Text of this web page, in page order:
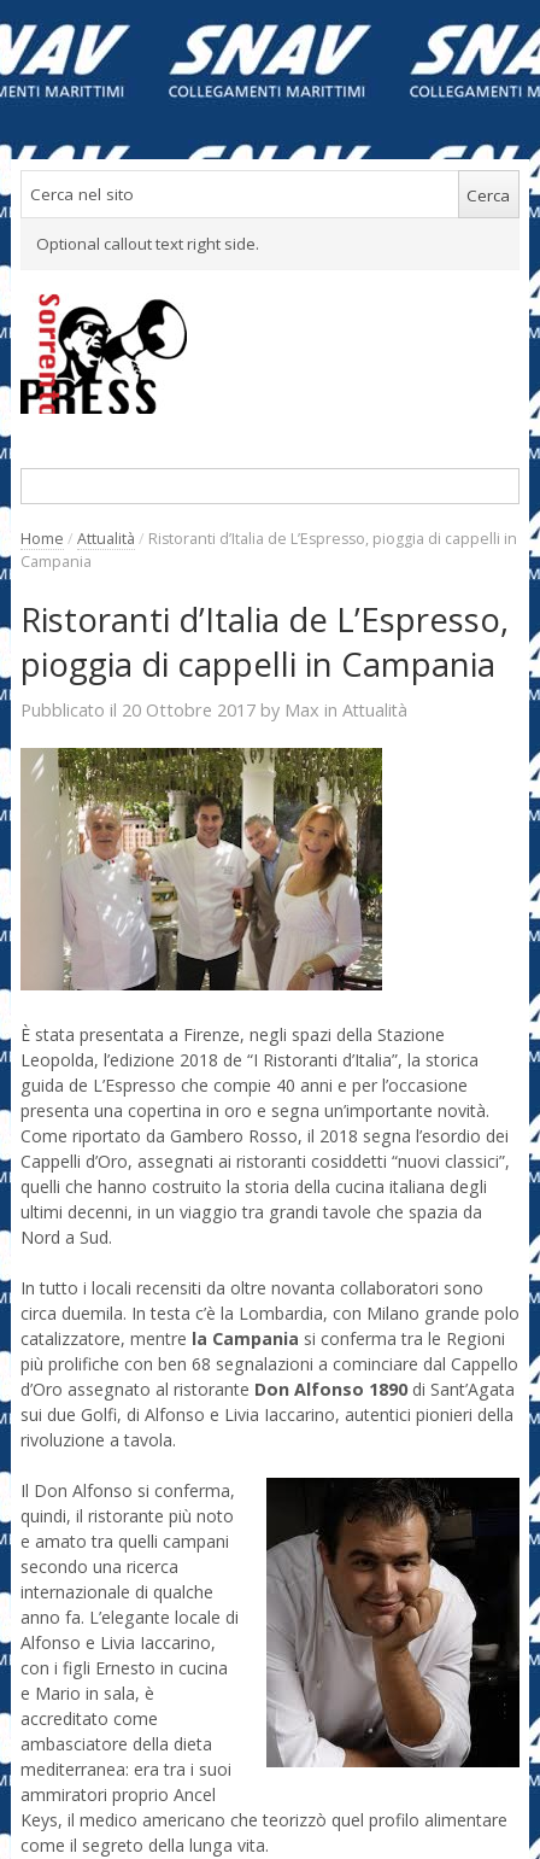
Optional callout text right side.
Home / Attualità / Ristoranti d’Italia de L’Espresso, pioggia di cappelli in
Campania
Ristoranti d’Italia de L’Espresso,
pioggia di cappelli in Campania
Pubblicato il 20 Ottobre 2017by Max in Attualità
È stata presentata a Firenze, negli spazi della Stazione
Leopolda, l’edizione 2018 de “I Ristoranti d’Italia”, la storica
guida de L’Espresso che compie 40 anni e per l’occasione
presenta una copertina in oro e segna un’importante novità.
Come riportato da Gambero Rosso, il 2018 segna l’esordio dei
Cappelli d’Oro, assegnati ai ristoranti cosiddetti “nuovi classici”,
quelli che hanno costruito la storia della cucina italiana degli
ultimi decenni, in un viaggio tra grandi tavole che spazia da
Nord a Sud.
In tutto i locali recensiti da oltre novanta collaboratori sono
circa duemila. In testa c’è la Lombardia, con Milano grande polo
catalizzatore, mentre la Campania si conferma tra le Regioni
più prolifiche con ben 68 segnalazioni a cominciare dal Cappello
d’Oro assegnato al ristorante Don Alfonso 1890di Sant’Agata
sui due Golfi, di Alfonso e Livia Iaccarino, autentici pionieri della
rivoluzione a tavola.
Il Don Alfonso si conferma,
quindi, il ristorante più noto
e amato tra quelli campani
secondo una ricerca
internazionale di qualche
anno fa. L’elegante locale di
Alfonso e Livia Iaccarino,
con i figli Ernesto in cucina
e Mario in sala, è
accreditato come
ambasciatore della dieta
mediterranea: era tra i suoi
ammiratori proprio Ancel
Keys, il medico americano che teorizzò quel profilo alimentare
come il segreto della lunga vita.